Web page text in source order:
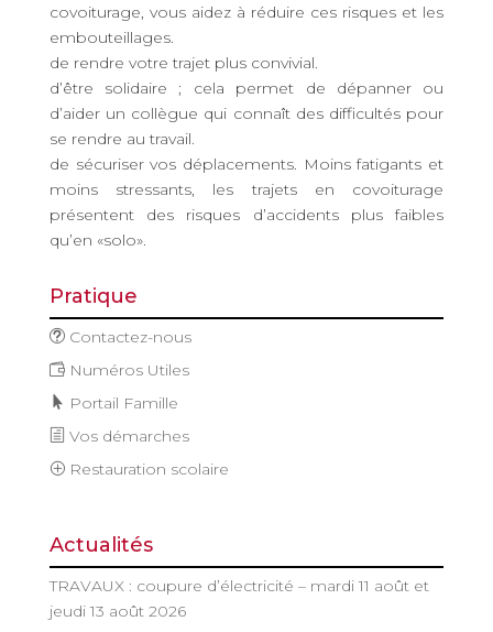
covoiturage, vous aidez à réduire ces risques et les
embouteillages.
de rendre votre trajet plus convivial.
d’être solidaire ; cela permet de dépanner ou
d’aider un collègue qui connaît des difficultés pour
se rendre au travail.
de sécuriser vos déplacements. Moins fatigants et
moins stressants, les trajets en covoiturage
présentent des risques d’accidents plus faibles
qu’en «solo».
Pratique
Contactez-nous
Numéros Utiles
Portail Famille
Vos démarches
Restauration scolaire
Actualités
TRAVAUX : coupure d’électricité – mardi 11 août et
jeudi 13 août 2026